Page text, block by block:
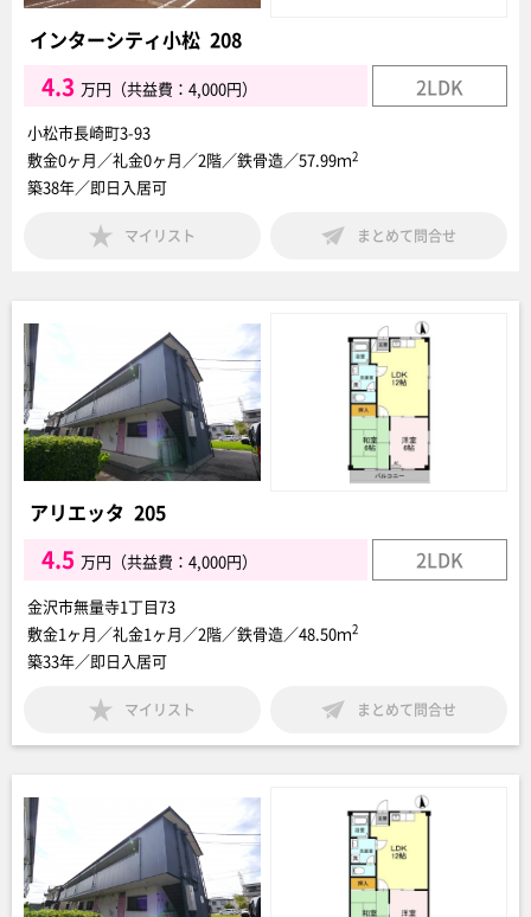
インターシティ小松 208
4.3 万円（共益費：4,000円） 2LDK
小松市長崎町3-93
敷金0ヶ月／礼金0ヶ月／2階／鉄骨造／57.99ｍ2
築38年／即日入居可
マイリスト まとめて問合せ
アリエッタ 205
4.5 万円（共益費：4,000円） 2LDK
金沢市無量寺1丁目73
敷金1ヶ月／礼金1ヶ月／2階／鉄骨造／48.50ｍ2
築33年／即日入居可
マイリスト まとめて問合せ